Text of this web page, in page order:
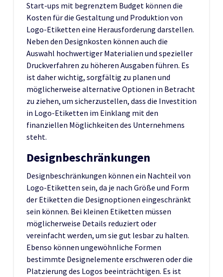
Start-ups mit begrenztem Budget können die
Kosten für die Gestaltung und Produktion von
Logo-Etiketten eine Herausforderung darstellen.
Neben den Designkosten können auch die
Auswahl hochwertiger Materialien und spezieller
Druckverfahren zu höheren Ausgaben führen. Es
ist daher wichtig, sorgfältig zu planen und
möglicherweise alternative Optionen in Betracht
zu ziehen, um sicherzustellen, dass die Investition
in Logo-Etiketten im Einklang mit den
finanziellen Möglichkeiten des Unternehmens
steht.
Designbeschränkungen
Designbeschränkungen können ein Nachteil von
Logo-Etiketten sein, da je nach Größe und Form
der Etiketten die Designoptionen eingeschränkt
sein können. Bei kleinen Etiketten müssen
möglicherweise Details reduziert oder
vereinfacht werden, um sie gut lesbar zu halten.
Ebenso können ungewöhnliche Formen
bestimmte Designelemente erschweren oder die
Platzierung des Logos beeinträchtigen. Es ist